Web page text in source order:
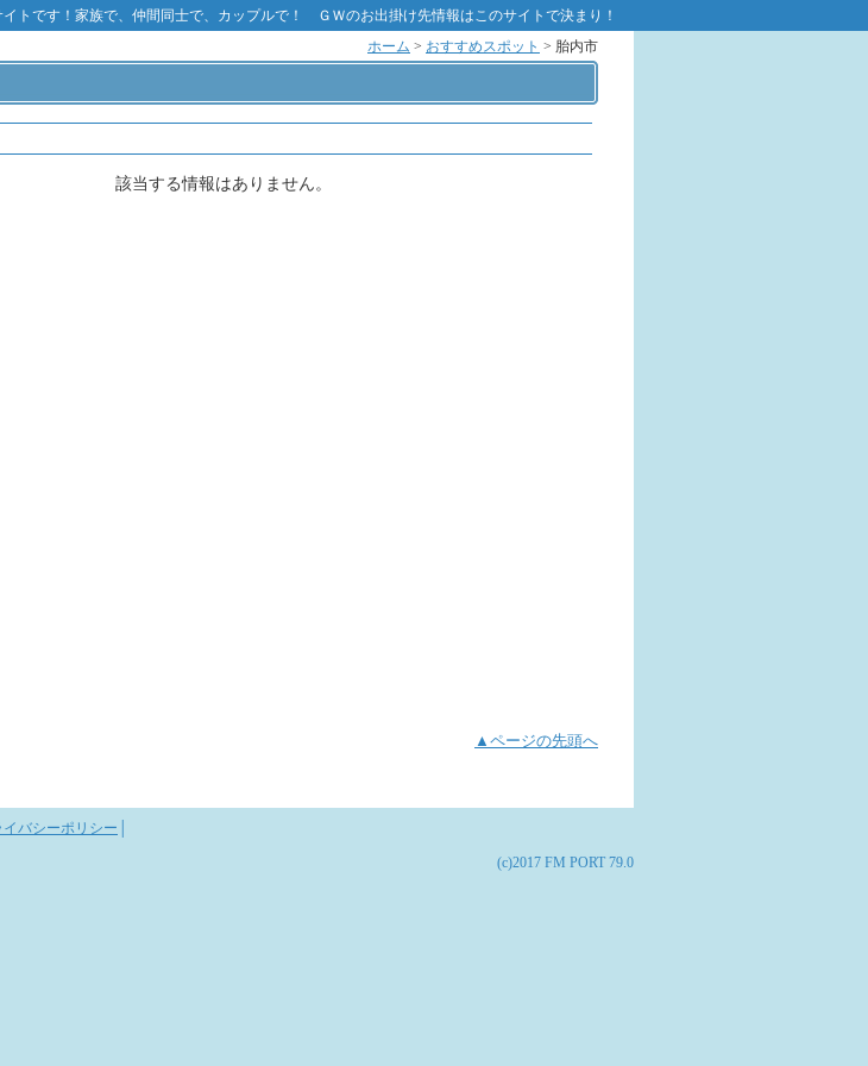
です！家族で、仲間同士で、カップルで！ ＧＷのお出掛け先情報はこのサイトで決まり！
ホーム > おすすめスポット > 胎内市
該当する情報はありません。
▲ページの先頭へ
イバシーポリシー
(c)2017 FM PORT 79.0